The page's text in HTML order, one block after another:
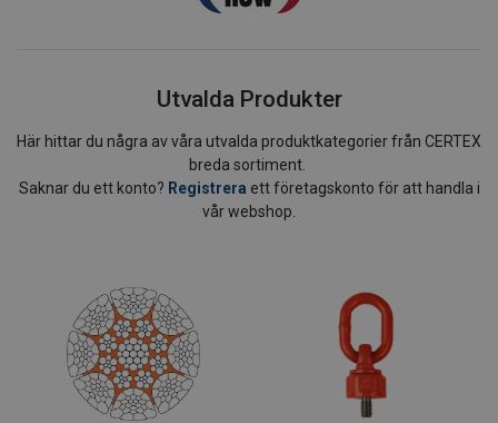
Utvalda Produkter
Här hittar du några av våra utvalda produktkategorier från CERTEX
breda sortiment.
Saknar du ett konto? Registrera ett företagskonto för att handla i
vår webshop.